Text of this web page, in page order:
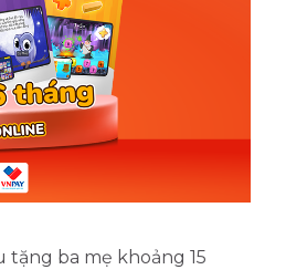
tặng ba mẹ khoảng 15